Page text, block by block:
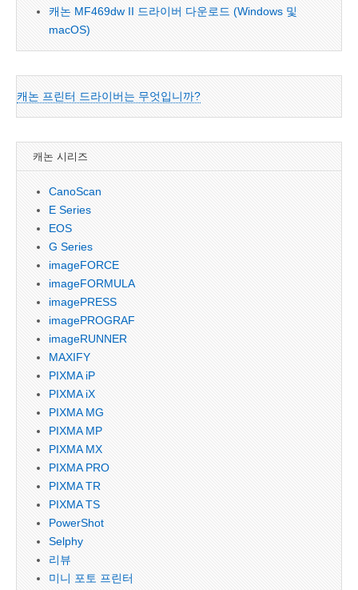
캐논 MF469dw II 드라이버 다운로드 (Windows 및
macOS)
캐논 프린터 드라이버는 무엇입니까?
캐논 시리즈
CanoScan
E Series
EOS
G Series
imageFORCE
imageFORMULA
imagePRESS
imagePROGRAF
imageRUNNER
MAXIFY
PIXMA iP
PIXMA iX
PIXMA MG
PIXMA MP
PIXMA MX
PIXMA PRO
PIXMA TR
PIXMA TS
PowerShot
Selphy
리뷰
미니 포토 프린터